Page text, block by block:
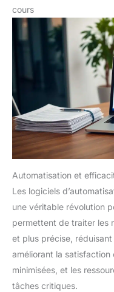
cours
Automatisation et
Les logiciels
une véritable révolution
permettent de traiter les
et plus précise,
améliorant la satisfaction
minimisées, et les
tâches critiques.